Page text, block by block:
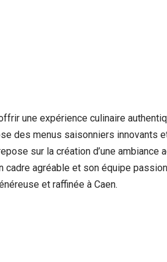
une expérience culinaire
des menus saisonniers innovants
sur la création d’une ambiance
agréable et son équipe
et raffinée à Caen.